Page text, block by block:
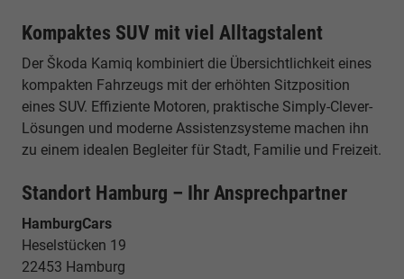
Kompaktes SUV mit viel Alltagstalent
Der Škoda Kamiq kombiniert die Übersichtlichkeit eines
kompakten Fahrzeugs mit der erhöhten Sitzposition
eines SUV. Effiziente Motoren, praktische Simply-Clever-
Lösungen und moderne Assistenzsysteme machen ihn
zu einem idealen Begleiter für Stadt, Familie und Freizeit.
Standort Hamburg – Ihr Ansprechpartner
HamburgCars
Heselstücken 19
22453 Hamburg